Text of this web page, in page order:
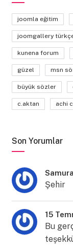
joomla eğitim
joomgallery
kunena forum
güzel msn
büyük sözler
c.aktan achi
Son Yorumlar
Şehir
15
Bu